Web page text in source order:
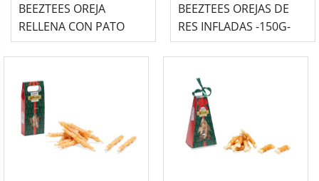
BEEZTEES OREJA
RELLENA CON PATO
BEEZTEES OREJAS DE
RES INFLADAS -150G-